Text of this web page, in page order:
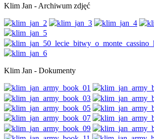
Klim Jan - Archiwum zdjęć
Klim Jan - Dokumenty